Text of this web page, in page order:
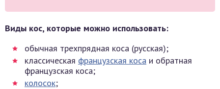
Виды кос, которые можно использовать:
обычная трехпрядная коса (русская);
классическая французская коса и обратная
французская коса;
колосок;